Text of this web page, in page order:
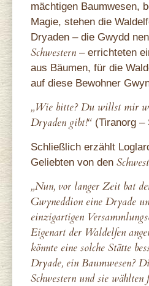
mächtigen Baumwesen,
Magie, stehen die
Dryaden – die Gwydd
Schwestern – errichteten
aus Bäumen, für die
auf diese Bewohner
„Wie bitte? Du willst mir
Dryaden gibt!“ (Tiranorg –
Schließlich erzählt
Geliebten von den
„Nun, vor langer Zeit bat
Gwyneddion eine Dryade
einzigartigen
Eigenart der Waldelfen
könnte eine solche Stätte
Dryade, ein Baumwesen?
Schwestern und sie